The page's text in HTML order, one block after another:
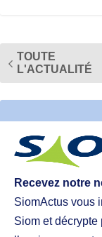
TOUTE
L'ACTUALITÉ
Recevez notre
SiomActus vous
Siom et décrypte